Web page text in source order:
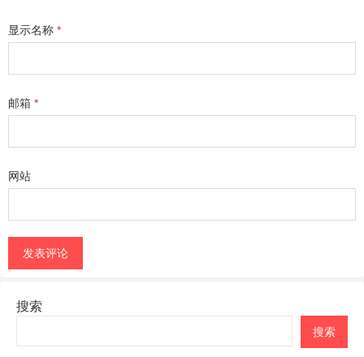
显示名称 *
邮箱 *
网站
搜索
搜索